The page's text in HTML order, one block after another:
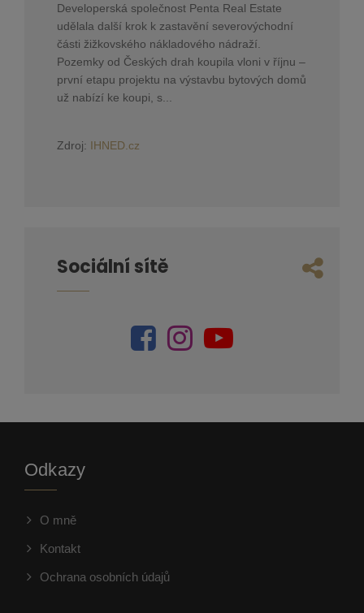
Developerská společnost Penta Real Estate
udělala další krok k zastavění severovýchodní
části žižkovského nákladového nádraží.
Pozemky od Českých drah koupila vloni v říjnu –
první etapu projektu na výstavbu bytových domů
už nabízí ke koupi, s...
Zdroj: IHNED.cz
Sociální sítě
Odkazy
O mně
Kontakt
Ochrana osobních údajů